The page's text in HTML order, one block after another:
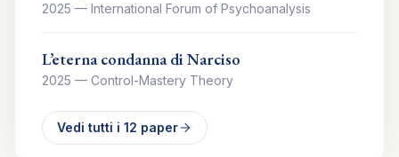
2025 — International Forum of Psychoanalysis
L’eterna condanna di Narciso
2025 — Control-Mastery Theory
Vedi tutti i 12 paper